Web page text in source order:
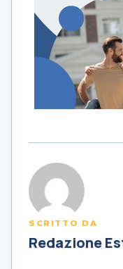
SCRITTO DA
Redazione